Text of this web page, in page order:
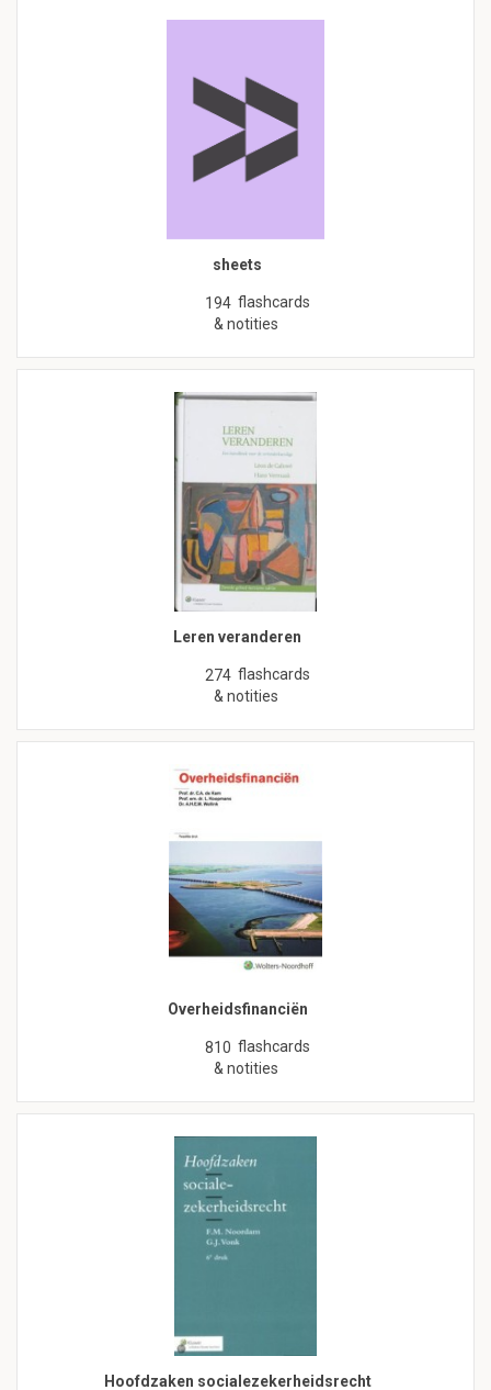
sheets
194 flashcards
& notities
Leren veranderen
274 flashcards
& notities
Overheidsfinanciën
810 flashcards
& notities
Hoofdzaken socialezekerheidsrecht